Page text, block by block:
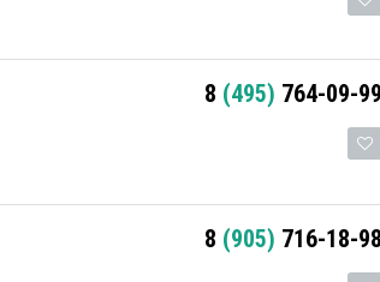
8 (495) 764-09-99
8 (905) 716-18-98